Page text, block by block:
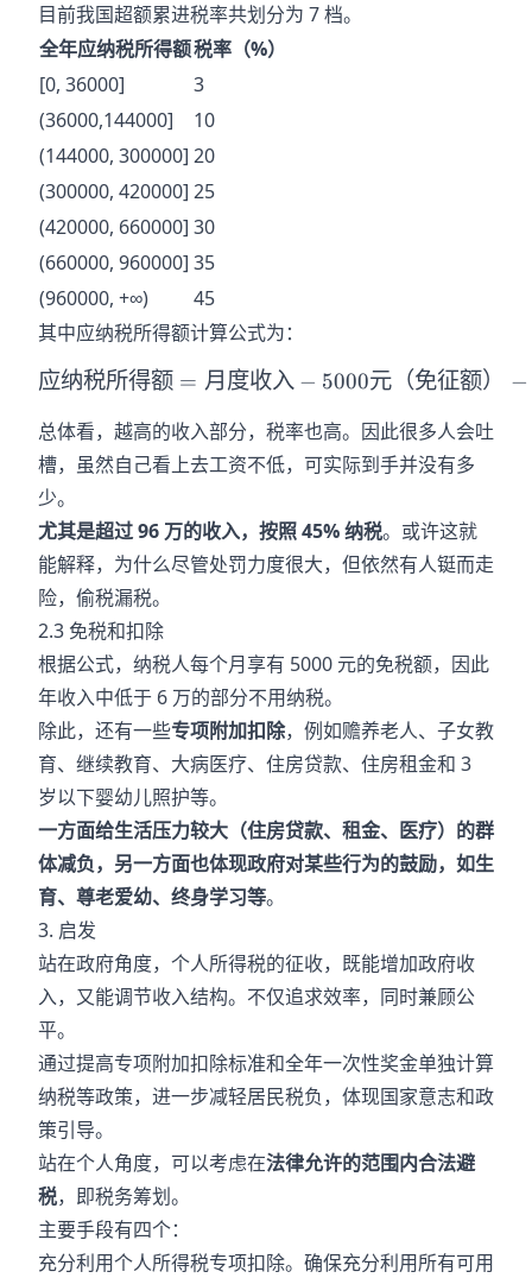
目前我国超额累进税率共划分为 7 档。
全年应纳税所得额税率（%）
[0, 36000]
3
(36000,144000]
10
(144000, 300000] 20
(300000, 420000] 25
(420000, 660000] 30
(660000, 960000] 35
(960000, +∞)
45
其中应纳税所得额计算公式为：
应纳税所得额=月度收入-
应纳税所得额 = 月度收入 − 5000元（免征额）
−
总体看，越高的收入部分，税率也高。因此很多人会吐
槽，虽然自己看上去工资不低，可实际到手并没有多
少。
尤其是超过 96 万的收入，按照 45% 纳税。或许这就
能解释，为什么尽管处罚力度很大，但依然有人铤而走
险，偷税漏税。
2.3 免税和扣除
根据公式，纳税人每个月享有 5000 元的免税额，因此
年收入中低于 6 万的部分不用纳税。
除此，还有一些专项附加扣除，例如赡养老人、子女教
育、继续教育、大病医疗、住房贷款、住房租金和 3
岁以下婴幼儿照护等。
一方面给生活压力较大（住房贷款、租金、医疗）的群
体减负，另一方面也体现政府对某些行为的鼓励，如生
育、尊老爱幼、终身学习等。
3. 启发
站在政府角度，个人所得税的征收，既能增加政府收
入，又能调节收入结构。不仅追求效率，同时兼顾公
平。
通过提高专项附加扣除标准和全年一次性奖金单独计算
纳税等政策，进一步减轻居民税负，体现国家意志和政
策引导。
站在个人角度，可以考虑在法律允许的范围内合法避
税，即税务筹划。
主要手段有四个：
充分利用个人所得税专项扣除。确保充分利用所有可用